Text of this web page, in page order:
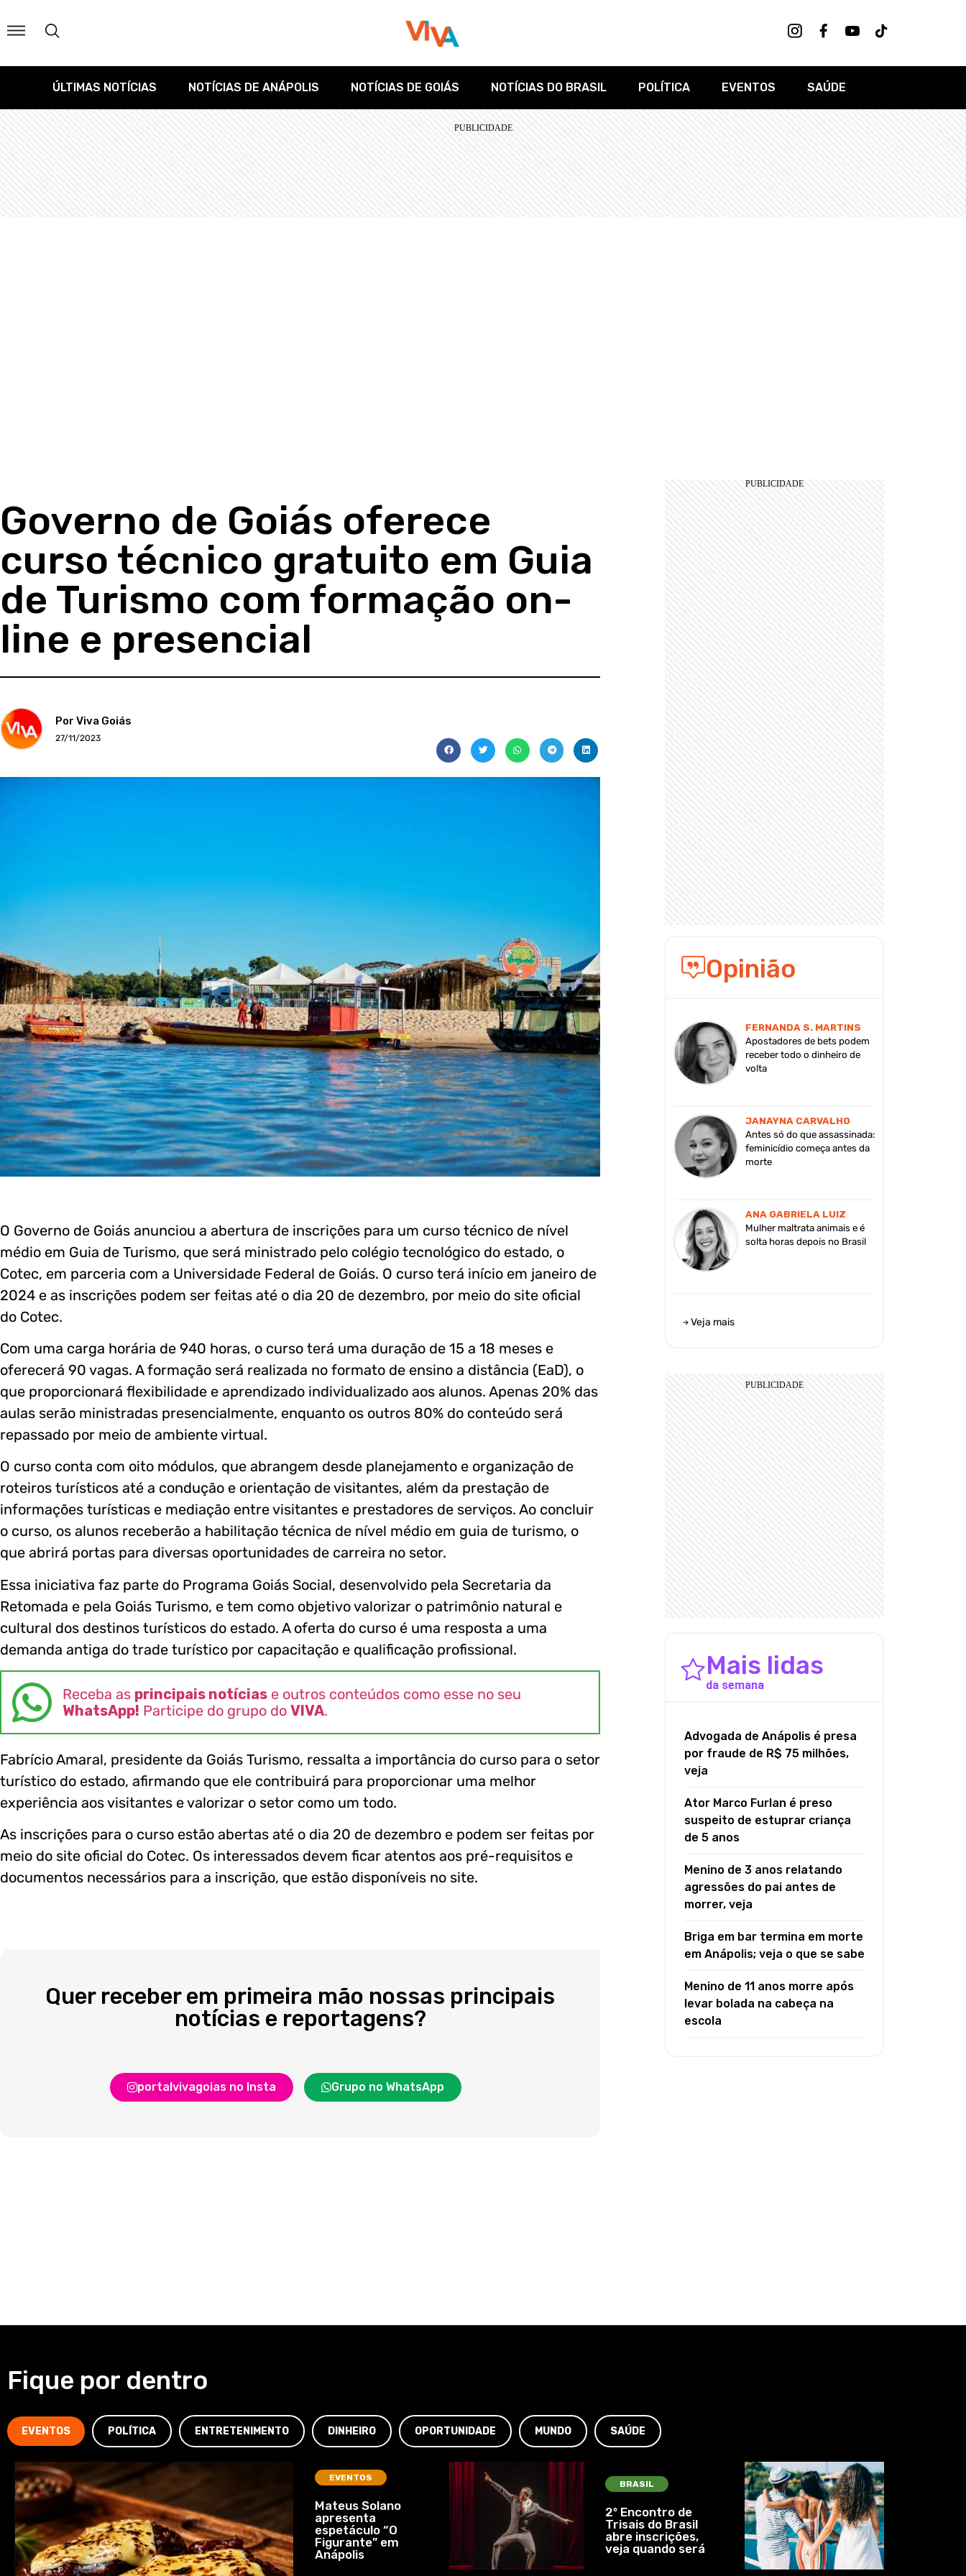
ÚLTIMAS NOTÍCIAS NOTÍCIAS DE ANÁPOLIS NOTÍCIAS DE GOIÁS NOTÍCIAS DO BRASIL POLÍTICA EVENTOS SAÚDE
Governo de Goiás oferece
curso técnico gratuito em Guia
de Turismo com formação on-
line e presencial
Por Viva Goiás
27/11/2023
O Governo de Goiás anunciou a abertura de inscrições para um curso técnico de nível
médio em Guia de Turismo, que será ministrado pelo colégio tecnológico do estado, o
Cotec, em parceria com a Universidade Federal de Goiás. O curso terá início em janeiro de
2024 e as inscrições podem ser feitas até o dia 20 de dezembro, por meio do site oficial
do Cotec.
Com uma carga horária de 940 horas, o curso terá uma duração de 15 a 18 meses e
oferecerá 90 vagas. A formação será realizada no formato de ensino a distância (EaD), o
que proporcionará flexibilidade e aprendizado individualizado aos alunos. Apenas 20% das
aulas serão ministradas presencialmente, enquanto os outros 80% do conteúdo será
repassado por meio de ambiente virtual.
O curso conta com oito módulos, que abrangem desde planejamento e organização de
roteiros turísticos até a condução e orientação de visitantes, além da prestação de
informações turísticas e mediação entre visitantes e prestadores de serviços. Ao concluir
o curso, os alunos receberão a habilitação técnica de nível médio em guia de turismo, o
que abrirá portas para diversas oportunidades de carreira no setor.
Essa iniciativa faz parte do Programa Goiás Social, desenvolvido pela Secretaria da
Retomada e pela Goiás Turismo, e tem como objetivo valorizar o patrimônio natural e
cultural dos destinos turísticos do estado. A oferta do curso é uma resposta a uma
demanda antiga do trade turístico por capacitação e qualificação profissional.
Receba as principais notícias e outros conteúdos como esse no seu
WhatsApp! Participe do grupo do VIVA.
Fabrício Amaral, presidente da Goiás Turismo, ressalta a importância do curso para o setor
turístico do estado, afirmando que ele contribuirá para proporcionar uma melhor
experiência aos visitantes e valorizar o setor como um todo.
As inscrições para o curso estão abertas até o dia 20 de dezembro e podem ser feitas por
meio do site oficial do Cotec. Os interessados devem ficar atentos aos pré-requisitos e
documentos necessários para a inscrição, que estão disponíveis no site.
Quer receber em primeira mão nossas principais
notícias e reportagens?
portalvivagoias no Insta Grupo no WhatsApp
Opinião
FERNANDA S. MARTINS
Apostadores de bets podem
receber todo o dinheiro de
volta
JANAYNA CARVALHO
Antes só do que assassinada:
feminicídio começa antes da
morte
ANA GABRIELA LUIZ
Mulher maltrata animais e é
solta horas depois no Brasil
Veja mais
Mais lidas
da semana
Advogada de Anápolis é presa
por fraude de R$ 75 milhões,
veja
Ator Marco Furlan é preso
suspeito de estuprar criança
de 5 anos
Menino de 3 anos relatando
agressões do pai antes de
morrer, veja
Briga em bar termina em morte
em Anápolis; veja o que se sabe
Menino de 11 anos morre após
levar bolada na cabeça na
escola
Fique por dentro
EVENTOS POLÍTICA ENTRETENIMENTO DINHEIRO OPORTUNIDADE MUNDO SAÚDE
EVENTOS
Mateus Solano
apresenta
espetáculo “O
Figurante” em
Anápolis
BRASIL
2º Encontro de
Trisais do Brasil
abre inscrições,
veja quando será